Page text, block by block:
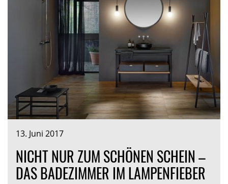
13. Juni 2017
NICHT NUR ZUM SCHÖNEN SCHEIN –
DAS BADEZIMMER IM LAMPENFIEBER